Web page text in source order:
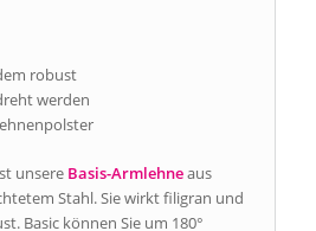
robust
werden
unsere Basis-Armlehneaus
Stahl. Sie wirkt filigran und
Basic können Sie um 180°